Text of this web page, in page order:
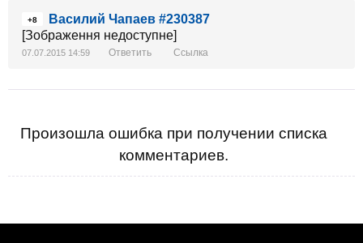
+8
Василий Чапаев #230387
[Зображення недоступне]
07.07.2015 14:59 Ответить Ссылка
Произошла ошибка при получении списка
комментариев.